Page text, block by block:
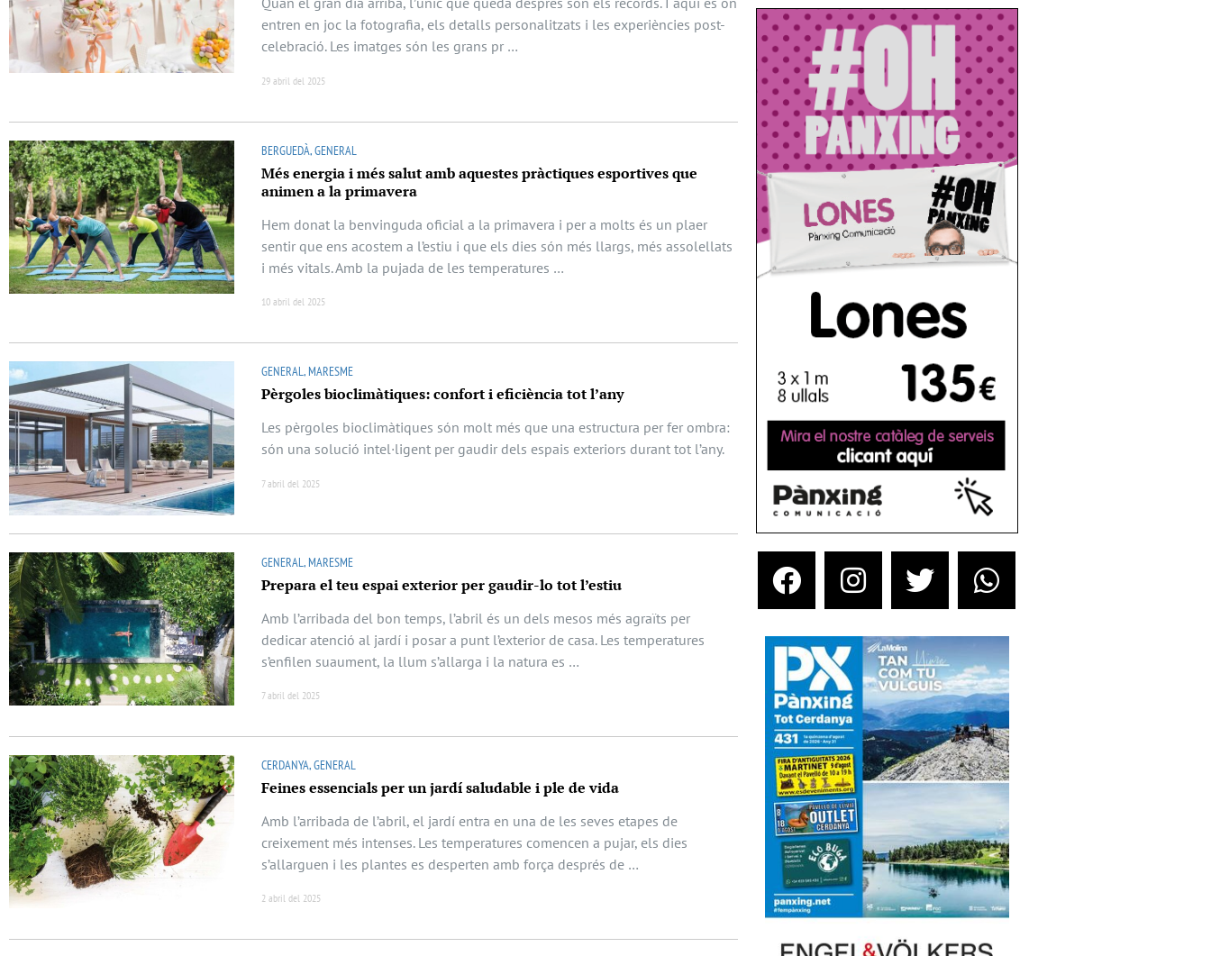
entren en joc la fotografia, els detalls personalitzats i les experiències post-
celebració. Les imatges són les grans pr …
29 abril del 2025
BERGUEDÀ, GENERAL
Més energia i més salut amb aquestes pràctiques esportives que
animen a la primavera
Hem donat la benvinguda oficial a la primavera i per a molts és un plaer
sentir que ens acostem a l’estiu i que els dies són més llargs, més assolellats
i més vitals. Amb la pujada de les temperatures …
10 abril del 2025
GENERAL, MARESME
Pèrgoles bioclimàtiques: confort i eficiència tot l’any
Les pèrgoles bioclimàtiques són molt més que una estructura per fer ombra:
són una solució intel·ligent per gaudir dels espais exteriors durant tot l’any.
7 abril del 2025
GENERAL, MARESME
Prepara el teu espai exterior per gaudir-lo tot l’estiu
Amb l’arribada del bon temps, l’abril és un dels mesos més agraïts per
dedicar atenció al jardí i posar a punt l’exterior de casa. Les temperatures
s’enfilen suaument, la llum s’allarga i la natura es …
7 abril del 2025
CERDANYA, GENERAL
Feines essencials per un jardí saludable i ple de vida
Amb l’arribada de l’abril, el jardí entra en una de les seves etapes de
creixement més intenses. Les temperatures comencen a pujar, els dies
s’allarguen i les plantes es desperten amb força després de …
2 abril del 2025